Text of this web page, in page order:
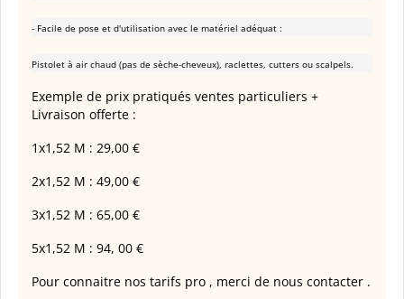
- Facile de pose et d'utilisation avec le matériel adéquat :
Pistolet à air chaud (pas de sèche-cheveux), raclettes, cutters ou scalpels.
Exemple de prix pratiqués ventes particuliers +
Livraison offerte :
1x1,52 M : 29,00 €
2x1,52 M : 49,00 €
3x1,52 M : 65,00 €
5x1,52 M : 94, 00 €
Pour connaitre nos tarifs pro , merci de nous contacter .